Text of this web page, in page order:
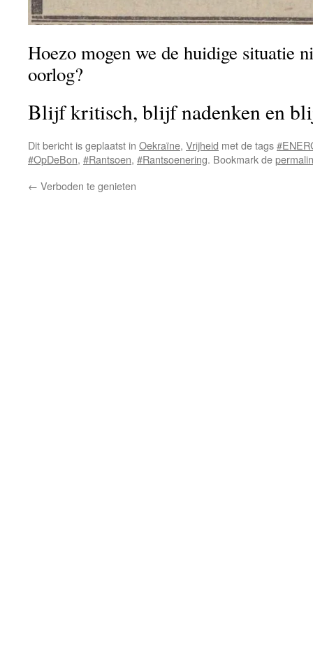
Hoezo mogen we de huidige situatie
oorlog?
Blijf kritisch, blijf nadenken en
Dit bericht is geplaatst in Oekraïne, Vrijheid met de tags
#OpDeBon, #Rantsoen, #Rantsoenering. Bookmark de
← Verboden te genieten